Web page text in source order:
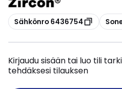
Kopioi
Sähkönro 6436754 Kopioi
Kirjaudu sisään tai luo tili
tehdäksesi tilauksen